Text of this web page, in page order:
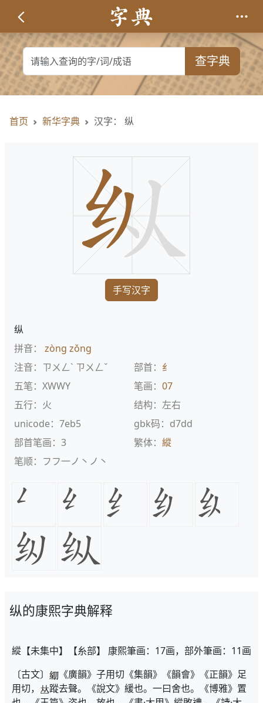
查字典
首页 新华字典 汉字： 纵
手写汉字
纵
拼音： zòng zǒng
注音：ㄗㄨㄥˋ ㄗㄨㄥˇ
部首： 纟
五笔：XWWY
笔画： 07
五行：火
结构：左右
unicode：7eb5
gbk码：d7dd
部首笔画：3
繁体： 縱
笔顺：フフ一ノ丶ノ丶
纵的康熙字典解释
縱【未集中】【糸部】 康熙筆画：17画，部外筆画：11画
〔古文〕
《廣韻》子用切《集韻》《韻會》《正韻》足
用切，
蹤去聲。《說文》緩也。一曰舍也。《博雅》置